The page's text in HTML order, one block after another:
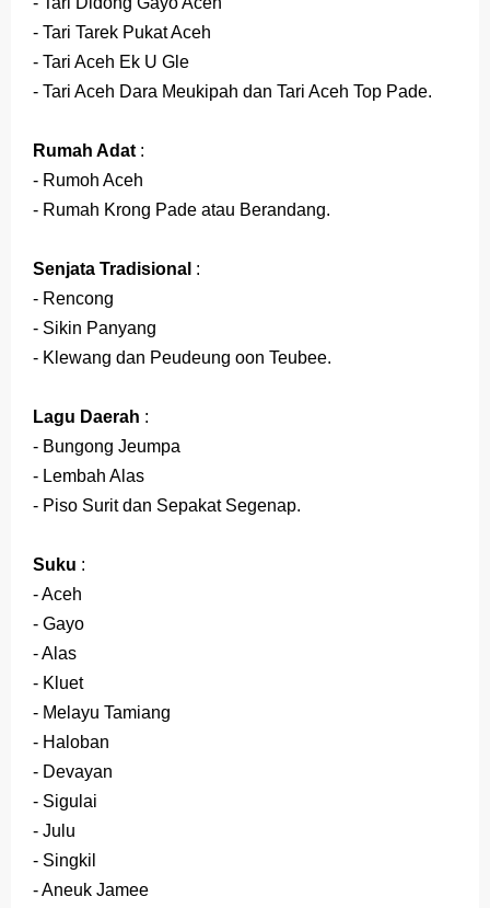
- Tari Tarek Pukat Aceh
- Tari Aceh Ek U Gle
- Tari Aceh Dara Meukipah dan Tari Aceh Top Pade.
Rumah Adat :
- Rumoh Aceh
- Rumah Krong Pade atau Berandang.
Senjata Tradisional :
- Rencong
- Sikin Panyang
- Klewang dan Peudeung oon Teubee.
Lagu Daerah :
- Bungong Jeumpa
- Lembah Alas
- Piso Surit dan Sepakat Segenap.
Suku :
- Aceh
- Gayo
- Alas
- Kluet
- Melayu Tamiang
- Haloban
- Devayan
- Sigulai
- Julu
- Singkil
- Aneuk Jamee